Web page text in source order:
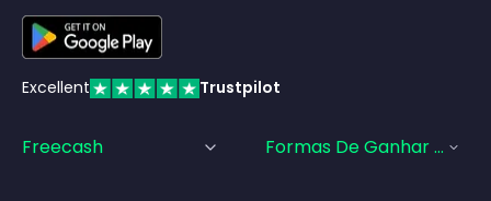
Excellent Trustpilot
Freecash Formas De Ganhar